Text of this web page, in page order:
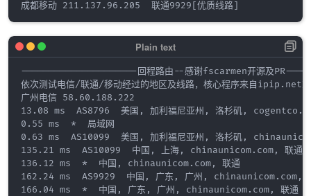
---------------------回程路由--感谢fscarmen开源及
依次测试电信/联通/移动经过的地区及线路，核心程序来自
广州电信 58.60.188.222
13.08 ms  AS8796  美国, 加利福尼亚州, 洛杉矶,
0.55 ms  *  局域网
0.63 ms  AS10099  美国, 加利福尼亚州, 洛杉矶,
135.21 ms  AS10099  中国, 上海, chinaunicom.com, 联通
136.12 ms  *  中国, chinaunicom.com, 联通
162.24 ms  AS9929  中国, 广东, 广州, chinaunicom.com,
166.04 ms  *  中国, 广东, 广州, chinaunicom.com, 联通